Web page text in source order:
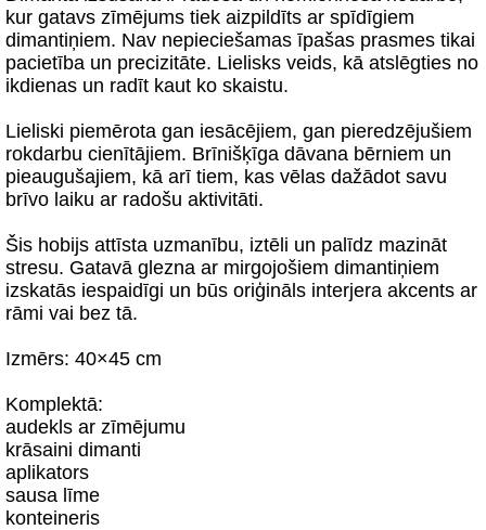
kur gatavs zīmējums tiek aizpildīts ar spīdīgiem
dimantiņiem. Nav nepieciešamas īpašas prasmes tikai
pacietība un precizitāte. Lielisks veids, kā atslēgties no
ikdienas un radīt kaut ko skaistu.
Lieliski piemērota gan iesācējiem, gan pieredzējušiem
rokdarbu cienītājiem. Brīnišķīga dāvana bērniem un
pieaugušajiem, kā arī tiem, kas vēlas dažādot savu
brīvo laiku ar radošu aktivitāti.
Šis hobijs attīsta uzmanību, iztēli un palīdz mazināt
stresu. Gatavā glezna ar mirgojošiem dimantiņiem
izskatās iespaidīgi un būs oriģināls interjera akcents ar
rāmi vai bez tā.
Izmērs: 40×45 cm
Komplektā:
audekls ar zīmējumu
krāsaini dimanti
aplikators
sausa līme
konteineris